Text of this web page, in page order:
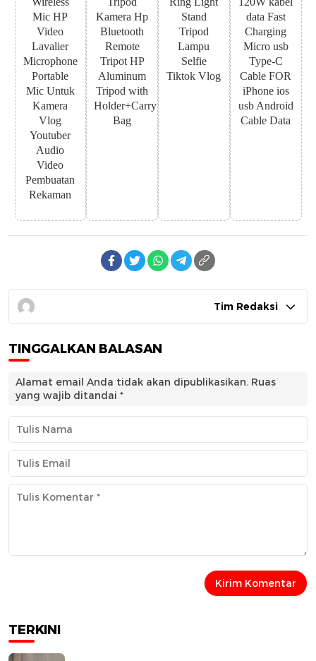
Mic HP
Video
Lavalier
Microphone
Portable
Mic Untuk
Kamera
Vlog
Youtuber
Audio
Video
Pembuatan
Rekaman
Kamera Hp
Bluetooth
Remote
Tripot HP
Aluminum
Tripod with
Holder+Carry
Bag
Stand
Tripod
Lampu
Selfie
Tiktok Vlog
data Fast
Charging
Micro usb
Type-C
Cable FOR
iPhone ios
usb Android
Cable Data
Tim Redaksi
TINGGALKAN BALASAN
Alamat email Anda tidak akan dipublikasikan. Ruas
yang wajib ditandai *
TERKINI